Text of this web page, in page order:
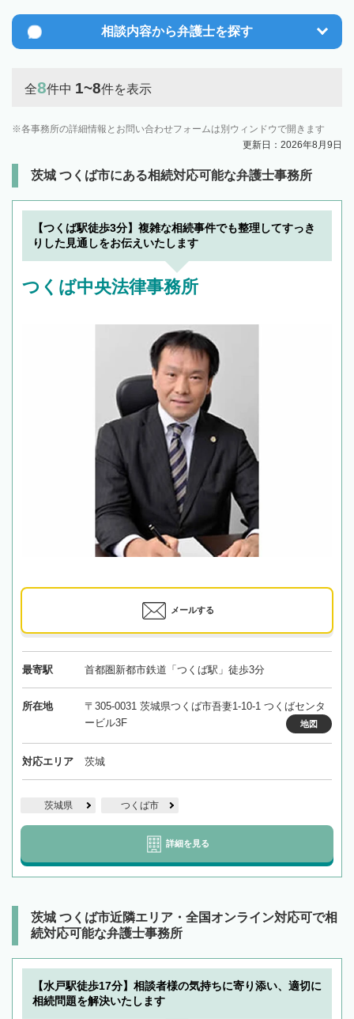
相談内容から弁護士を探す
全8件中 1~8件を表示
各事務所の詳細情報とお問い合わせフォームは別ウィンドウで開きます
更新日：2026年8月9日
茨城 つくば市にある相続対応可能な弁護士事務所
【つくば駅徒歩3分】複雑な相続事件でも整理してすっき
りした見通しをお伝えいたします
つくば中央法律事務所
メールする
最寄駅 首都圏新都市鉄道「つくば駅」徒歩3分
所在地
〒305-0031 茨城県つくば市吾妻1-10-1 つくばセンタ
ービル3F
地図
対応エリア 茨城
茨城県 つくば市
詳細を見る
茨城 つくば市近隣エリア・全国オンライン対応可で相
続対応可能な弁護士事務所
【水戸駅徒歩17分】相談者様の気持ちに寄り添い、適切に
相続問題を解決いたします